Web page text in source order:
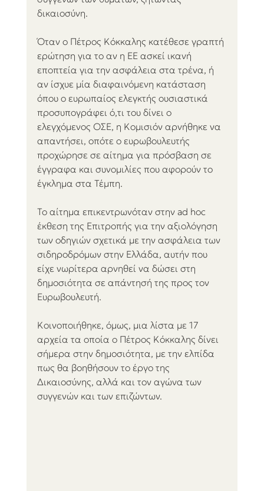
δικαιοσύνη.
Όταν ο Πέτρος Κόκκαλης κατέθεσε γραπτή
ερώτηση για το αν η ΕΕ ασκεί ικανή
εποπτεία για την ασφάλεια στα τρένα, ή
αν ίσχυε μία διαφαινόμενη κατάσταση
όπου ο ευρωπαίος ελεγκτής ουσιαστικά
προσυπογράφει ό,τι του δίνει ο
ελεγχόμενος ΟΣΕ, η Κομισιόν αρνήθηκε να
απαντήσει, οπότε ο ευρωβουλευτής
προχώρησε σε αίτημα για πρόσβαση σε
έγγραφα και συνομιλίες που αφορούν το
έγκλημα στα Τέμπη.
Το αίτημα επικεντρωνόταν στην ad hoc
έκθεση της Επιτροπής για την αξιολόγηση
των οδηγιών σχετικά με την ασφάλεια των
σιδηροδρόμων στην Ελλάδα, αυτήν που
είχε νωρίτερα αρνηθεί να δώσει στη
δημοσιότητα σε απάντησή της προς τον
Ευρωβουλευτή.
Κοινοποιήθηκε, όμως, μια λίστα με 17
αρχεία τα οποία ο Πέτρος Κόκκαλης δίνει
σήμερα στην δημοσιότητα, με την ελπίδα
πως θα βοηθήσουν το έργο της
Δικαιοσύνης, αλλά και τον αγώνα των
συγγενών και των επιζώντων.